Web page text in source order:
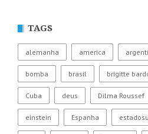
TAGS
alemanha america
bomba brasil brigitte
Cuba deus Dilma Roussef
einstein Espanha